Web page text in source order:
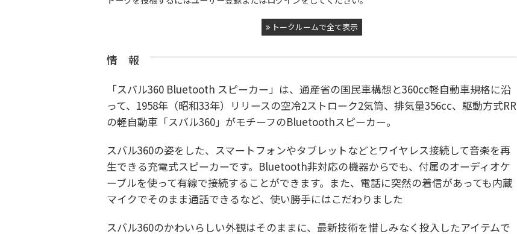
トークルームで全て表示
情 報
「スバル360 Bluetooth スピーカー」は、通産省の国民車構想と360cc軽自動車規格に沿
って、1958年（昭和33年）リリースの空冷2ストローク2気筒、排気量356cc、駆動方式RR
の軽自動車「スバル360」がモチーフのBluetoothスピーカー。
スバル360の姿をした、スマートフォンやタブレットなどとワイヤレス接続して音楽を再
生できる充電式スピーカーです。Bluetooth非対応の機器からでも、付属のオーディオケ
ーブルを使って有線で接続することができます。また、電話に突然の着信があっても内蔵
マイクでそのまま通話できるなど、使い勝手にはこだわりました
スバル360のかわいらしい外観はそのままに、最新技術を惜しみなく投入したアイテムで